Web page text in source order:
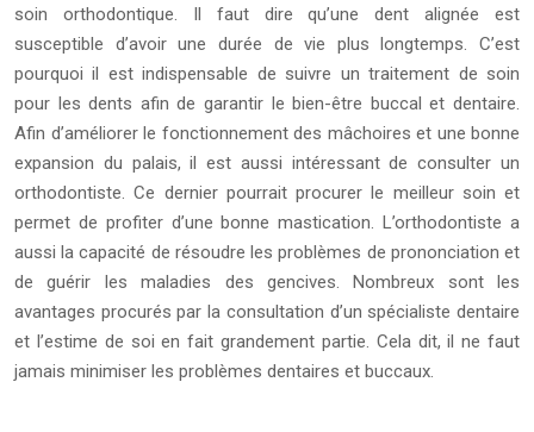
soin orthodontique. Il faut dire qu’une dent alignée est
susceptible d’avoir une durée de vie plus longtemps. C’est
pourquoi il est indispensable de suivre un traitement de soin
pour les dents afin de garantir le bien-être buccal et dentaire.
Afin d’améliorer le fonctionnement des mâchoires et une bonne
expansion du palais, il est aussi intéressant de consulter un
orthodontiste. Ce dernier pourrait procurer le meilleur soin et
permet de profiter d’une bonne mastication. L’orthodontiste a
aussi la capacité de résoudre les problèmes de prononciation et
de guérir les maladies des gencives. Nombreux sont les
avantages procurés par la consultation d’un spécialiste dentaire
et l’estime de soi en fait grandement partie. Cela dit, il ne faut
jamais minimiser les problèmes dentaires et buccaux.